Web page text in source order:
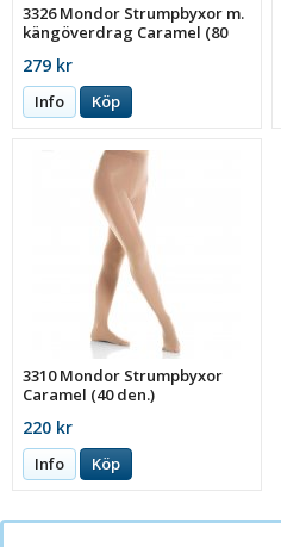
3326 Mondor Strumpbyxor m.
kängöverdrag Caramel (80
279 kr
Info Köp
3310 Mondor Strumpbyxor
Caramel (40 den.)
220 kr
Info Köp